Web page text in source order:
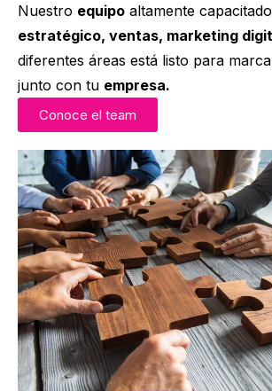
Nuestro equipo altamente
estratégico, ventas, marketing
diferentes áreas está listo para
junto con tu empresa.
Conoce el team